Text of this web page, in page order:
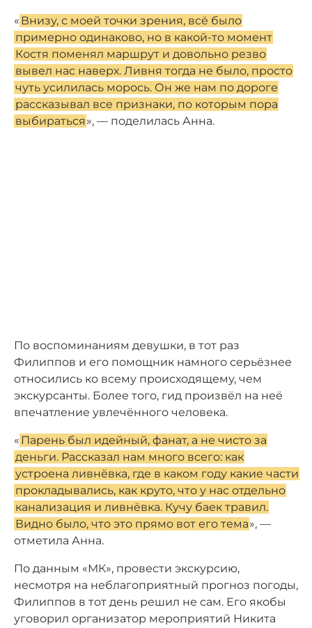
« Внизу, с моей точки зрения, всё было
примерно одинаково, но в какой-то момент
Костя поменял маршрут и довольно резво
вывел нас наверх. Ливня тогда не было, просто
чуть усилилась морось. Он же нам по дороге
рассказывал все признаки, по которым пора
выбираться », — поделилась Анна.
По воспоминаниям девушки, в тот раз
Филиппов и его помощник намного серьёзнее
относились ко всему происходящему, чем
экскурсанты. Более того, гид произвёл на неё
впечатление увлечённого человека.
« Парень был идейный, фанат, а не чисто за
деньги. Рассказал нам много всего: как
устроена ливнёвка, где в каком году какие части
прокладывались, как круто, что у нас отдельно
канализация и ливнёвка. Кучу баек травил.
Видно было, что это прямо вот его тема», —
отметила Анна.
По данным «МК», провести экскурсию,
несмотря на неблагоприятный прогноз погоды,
Филиппов в тот день решил не сам. Его якобы
уговорил организатор мероприятий Никита